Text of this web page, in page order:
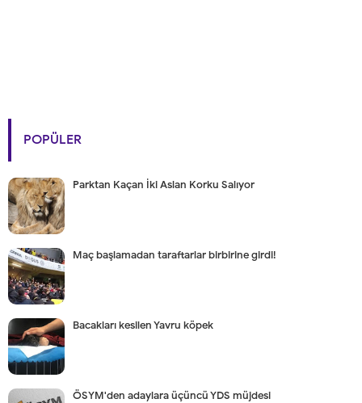
POPÜLER
Parktan Kaçan İki Aslan Korku Salıyor
Maç başlamadan taraftarlar birbirine girdi!
Bacakları kesilen Yavru köpek
ÖSYM'den adaylara üçüncü YDS müjdesi